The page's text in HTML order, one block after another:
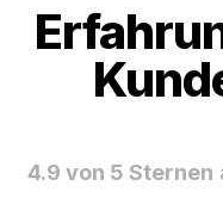
4.9 von 5 Sternen